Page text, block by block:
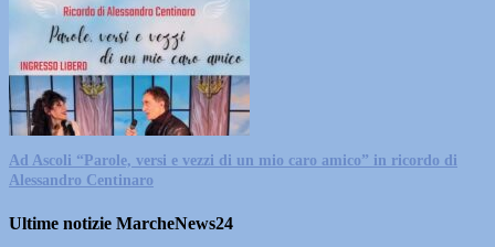
Ad Ascoli “Parole, versi e vezzi di un mio caro amico” in ricordo di
Alessandro Centinaro
Ultime notizie MarcheNews24